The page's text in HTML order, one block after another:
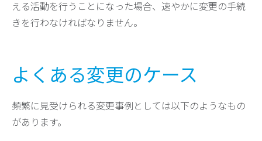
える活動を行うことになった場合、速やかに変更の手続
きを行わなければなりません。
よくある変更のケース
頻繁に見受けられる変更事例としては以下のようなもの
があります。